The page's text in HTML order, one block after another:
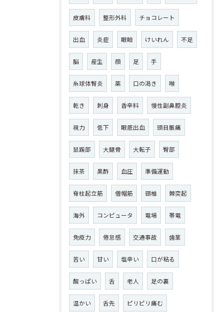
皮膚科 整形外科 チョコレート
出血 炎症 眼瞼 けいれん 不足
脳 産生 顔 足 手
糸球体腎炎 薬 口の渇き 喉
乾き 刺身 香辛料 慢性副鼻腔炎
視力 低下 眼底出血 頭目脹痛
鼠蹊部 大腿骨 大転子 臀部
抹茶 黒酢 血圧 準備運動
脊柱起立筋 僧帽筋 頸椎 棘突起
海外 コンピュータ 電場 帯電
免疫力 倦怠感 交通事故 歯茎
苦い 甘い 塩辛い 口が粘る
酸っぱい 舌 老人 足の裏
温かい 舌先 ピリピリ痛む